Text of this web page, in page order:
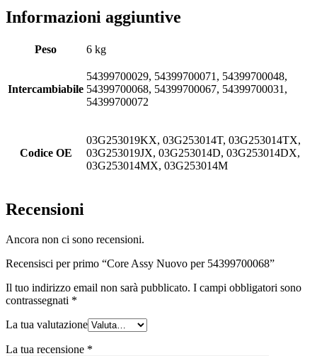
Informazioni aggiuntive
Peso 6 kg
Intercambiabile
54399700029, 54399700071, 54399700048,
54399700068, 54399700067, 54399700031,
54399700072
Codice OE
03G253019KX, 03G253014T, 03G253014TX,
03G253019JX, 03G253014D, 03G253014DX,
03G253014MX, 03G253014M
Recensioni
Ancora non ci sono recensioni.
Recensisci per primo “Core Assy Nuovo per 54399700068”
Il tuo indirizzo email non sarà pubblicato. I campi obbligatori sono
contrassegnati *
La tua valutazione
La tua recensione *